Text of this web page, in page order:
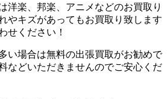
洋楽、邦楽、アニメなどのお買取り
やキズがあってもお買取り致します
せください！
い場合は無料の出張買取がお勧めで
などいただきませんのでご安心くだ